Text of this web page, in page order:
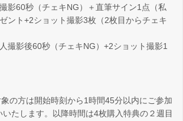
影60秒（チェキNG）＋直筆サイン1点（私
ント+2ショット撮影3枚（2枚目からチェキ
撮影後60秒（チェキNG）+2ショット撮影1
の方は開始時刻から1時間45分以内にご参加
たします。以降時間は4枚購入特典の２週目